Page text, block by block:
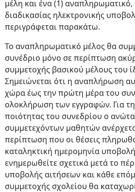
μέλη και ένα (1)
διαδικασίας ηλεκτρονικής
περιγράφεται παρακάτω.
Το αναπληρωματικό μέλος θα
συνέδριο μόνο σε περίπτωση
συμμετοχής βασικού μέλους του
Σημειώνεται ότι η αναπλήρωση
χώρα έως την πρώτη μέρα του
ολοκλήρωση των εγγραφών. Για
ποιότητας του συνεδρίου ο
συμμετεχόντων μαθητών
περίπτωση που οι θέσεις
καταληκτική ημερομηνία
ενημερωθείτε σχετικά μετά το
υποβολής αιτήσεων και κάθε
συμμετοχής σχολείου θα